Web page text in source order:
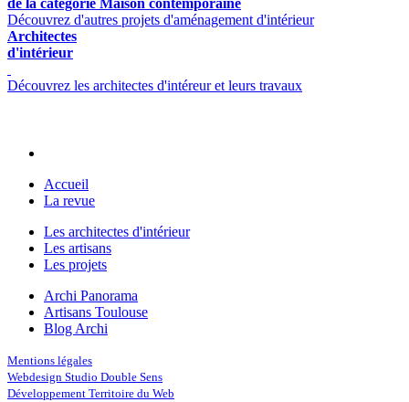
de la catégorie Maison contemporaine
Découvrez d'autres projets d'aménagement d'intérieur
Architectes
d'intérieur
Découvrez les architectes d'intéreur et leurs travaux
Accueil
La revue
Les architectes d'intérieur
Les artisans
Les projets
Archi Panorama
Artisans Toulouse
Blog Archi
Mentions légales
Webdesign Studio Double Sens
Développement Territoire du Web